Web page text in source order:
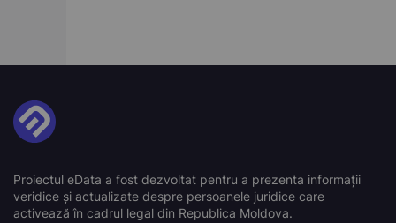
Proiectul eData a fost dezvoltat pentru a prezenta informații
veridice și actualizate despre persoanele juridice care
activează în cadrul legal din Republica Moldova.